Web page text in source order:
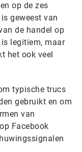
op de zes
geweest van
de handel op
is legitiem, maar
het ook veel
typische trucs
gebruikt en om
van
Facebook